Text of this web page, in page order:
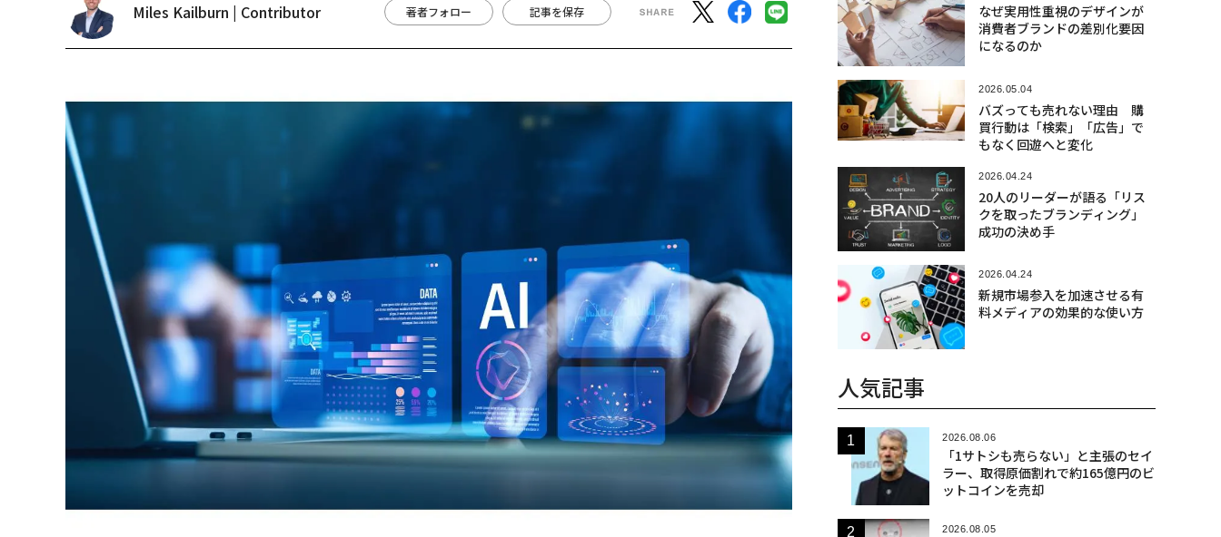
Miles Kailburn | Contributor 著者フォロー 記事を保存
なぜ実用性重視のデザインが
消費者ブランドの差別化要因
になるのか
2026.05.04
バズっても売れない理由 購
買行動は「検索」「広告」で
もなく回遊へと変化
2026.04.24
20人のリーダーが語る「リス
クを取ったブランディング」
成功の決め手
2026.04.24
新規市場参入を加速させる有
料メディアの効果的な使い方
人気記事
2026.08.06
「1サトシも売らない」と主張のセイ
ラー、取得原価割れで約165億円のビ
ットコインを売却
2026.08.05